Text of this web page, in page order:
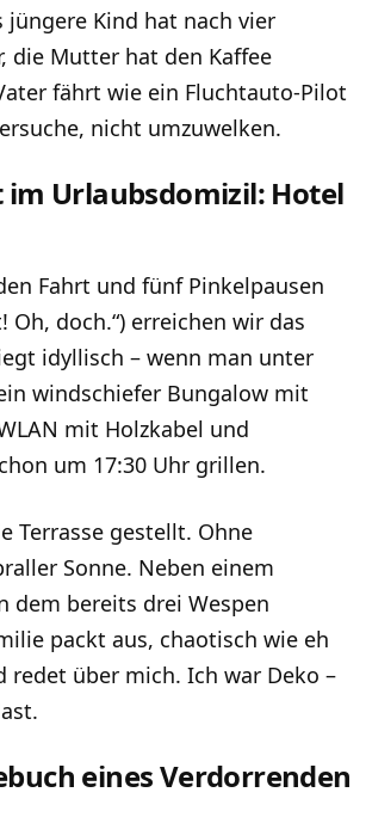
jüngere Kind hat nach vier
die Mutter hat den Kaffee
fährt wie ein Fluchtauto-Pilot
nicht umzuwelken.
Urlaubsdomizil: Hotel
Fahrt und fünf Pinkelpausen
Oh, doch.“) erreichen wir das
idyllisch – wenn man unter
windschiefer Bungalow mit
mit Holzkabel und
um 17:30 Uhr grillen.
Terrasse gestellt. Ohne
Sonne. Neben einem
dem bereits drei Wespen
packt aus, chaotisch wie eh
redet über mich. Ich war Deko –
eines Verdorrenden